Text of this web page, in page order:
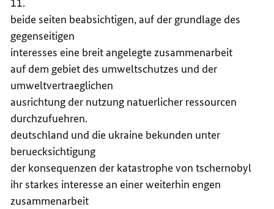
beide seiten beabsichtigen, auf der grundlage des
gegenseitigen
interesses eine breit angelegte zusammenarbeit
auf dem gebiet des umweltschutzes und der
umweltvertraeglichen
ausrichtung der nutzung natuerlicher ressourcen
durchzufuehren.
deutschland und die ukraine bekunden unter
beruecksichtigung
der konsequenzen der katastrophe von tschernobyl
ihr starkes interesse an einer weiterhin engen
zusammenarbeit